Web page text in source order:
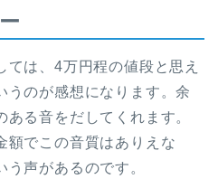
は、4万円程の値段と思え
うのが感想になります。余
る音をだしてくれます。
額でこの音質はありえな
声があるのです。